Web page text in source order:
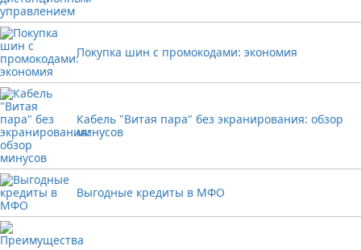
Покупка шин с промокодами: экономия
Кабель "Витая пара" без экранирования: обзор
минусов
Выгодные кредиты в МФО